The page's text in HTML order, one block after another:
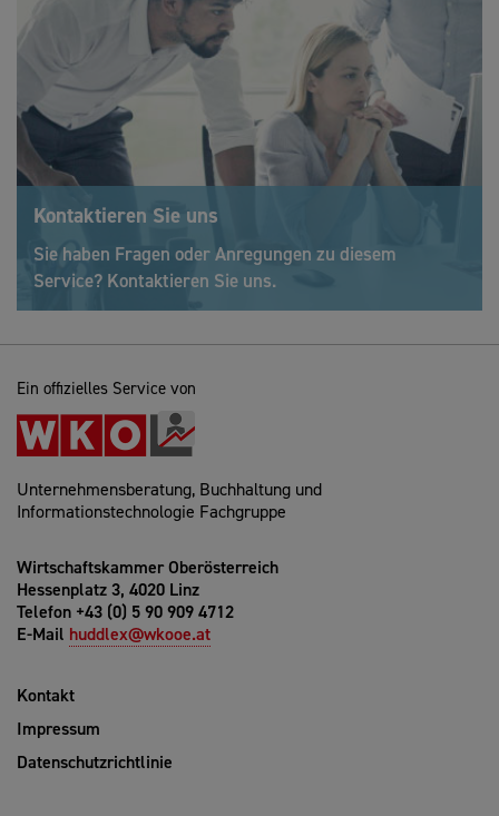
Kontaktieren Sie uns
Sie haben Fragen oder Anregungen zu diesem
Service? Kontaktieren Sie uns.
Ein offizielles Service von
Unternehmensberatung, Buchhaltung und
Informationstechnologie Fachgruppe
Wirtschaftskammer Oberösterreich
Hessenplatz 3, 4020 Linz
Telefon +43 (0) 5 90 909 4712
E-Mail huddlex@wkooe.at
Kontakt
Impressum
Datenschutzrichtlinie